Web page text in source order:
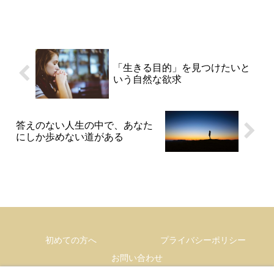
「生きる目的」を見つけたいと
いう自然な欲求
答えのない人生の中で、あなた
にしか歩めない道がある
初めての方へ
プライバシーポリシー
お問い合わせ